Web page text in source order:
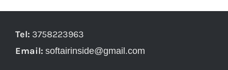
Tel: 3758223963
Email: softairinside@gmail.com